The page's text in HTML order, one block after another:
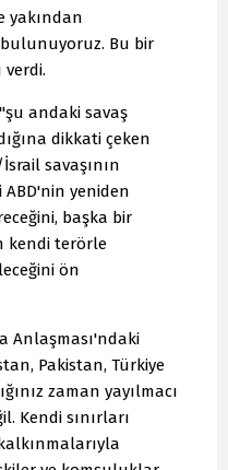
yakından
Bu bir
verdi.
andaki savaş
dikkati çeken
savaşının
ABD'nin yeniden
başka bir
kendi terörle
ön
Anlaşması'ndaki
Pakistan, Türkiye
zaman yayılmacı
Kendi sınırları